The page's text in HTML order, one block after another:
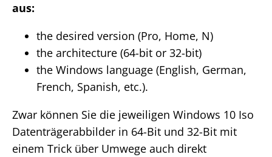
aus:
the desired version (Pro, Home, N)
the architecture (64-bit or 32-bit)
the Windows language (English, German,
French, Spanish, etc.).
Zwar können Sie die jeweiligen Windows 10 Iso
Datenträgerabbilder in 64-Bit und 32-Bit mit
einem Trick über Umwege auch direkt